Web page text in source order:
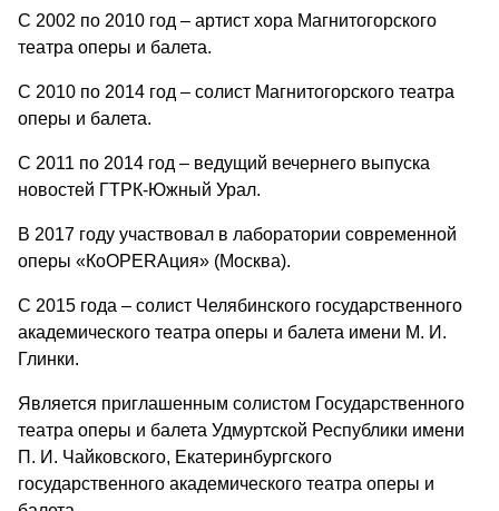
С 2002 по 2010 год – артист хора Магнитогорского
театра оперы и балета.
С 2010 по 2014 год – солист Магнитогорского театра
оперы и балета.
С 2011 по 2014 год – ведущий вечернего выпуска
новостей ГТРК-Южный Урал.
В 2017 году участвовал в лаборатории современной
оперы «КоOPERAция» (Москва).
С 2015 года – солист Челябинского государственного
академического театра оперы и балета имени М. И.
Глинки.
Является приглашенным солистом Государственного
театра оперы и балета Удмуртской Республики имени
П. И. Чайковского, Екатеринбургского
государственного академического театра оперы и